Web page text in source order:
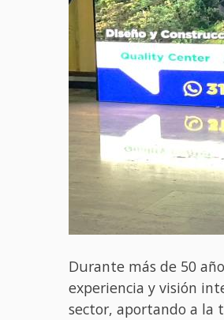
Durante más de 50
experiencia y visión
sector, aportando a la